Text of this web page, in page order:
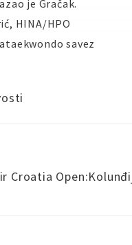
je Gračak.
HINA/HPO
savez
Croatia